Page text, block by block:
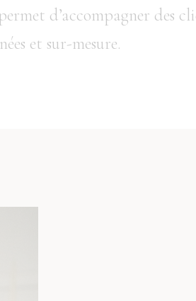
d’accompagner des
et sur-mesure.